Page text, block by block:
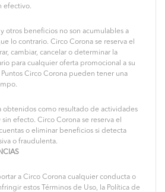
efectivo.
otros beneficios no son acumulables a
lo contrario. Circo Corona se reserva el
cambiar, cancelar o determinar la
para cualquier oferta promocional a su
Circo Corona pueden tener una
obtenidos como resultado de actividades
efecto. Circo Corona se reserva el
o eliminar beneficios si detecta
o fraudulenta.
a Circo Corona cualquier conducta o
estos Términos de Uso, la Política de